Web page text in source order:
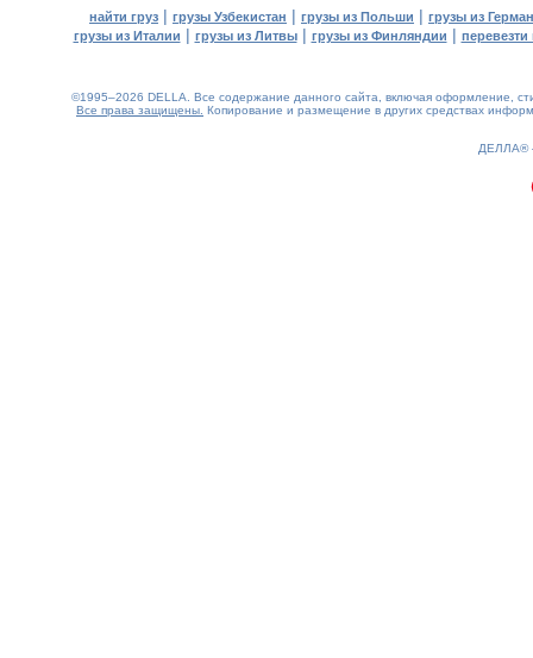
найти груз | грузы Узбекистан | грузы из Польши | грузы из
грузы из Италии | грузы из Литвы| грузы из Финляндии | перевезти
©1995–2026 DELLA. Все содержание данного сайта, включая оформление,
Все права защищены. Копирование и размещение в других средствах